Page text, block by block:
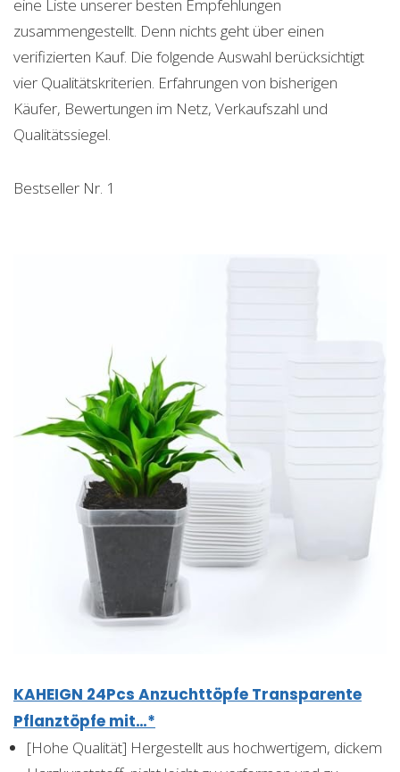
eine Liste unserer besten Empfehlungen
zusammengestellt. Denn nichts geht über einen
verifizierten Kauf. Die folgende Auswahl berücksichtigt
vier Qualitätskriterien. Erfahrungen von bisherigen
Käufer, Bewertungen im Netz, Verkaufszahl und
Qualitätssiegel.
Bestseller Nr. 1
KAHEIGN 24Pcs Anzuchttöpfe Transparente
Pflanztöpfe mit…*
[Hohe Qualität] Hergestellt aus hochwertigem, dickem